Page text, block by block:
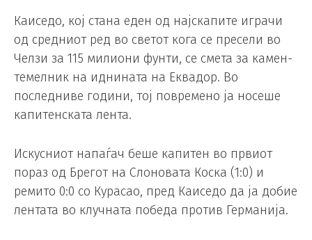
Каиседо, кој стана еден од најскапите играчи
од средниот ред во светот кога се пресели во
Челзи за 115 милиони фунти, се смета за камен-
темелник на иднината на Еквадор. Во
последниве години, тој повремено ја носеше
капитенската лента.
Искусниот напаѓач беше капитен во првиот
пораз од Брегот на Слоновата Коска (1:0) и
ремито 0:0 со Курасао, пред Каиседо да ја добие
лентата во клучната победа против Германија.